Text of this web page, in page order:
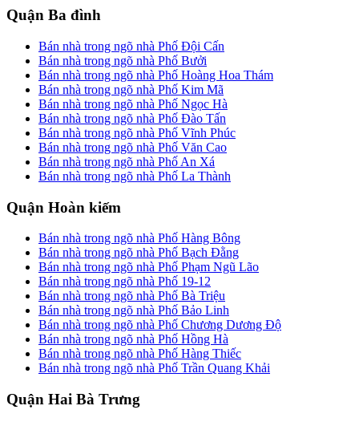
Quận Ba đình
Bán nhà trong ngõ nhà Phố Đội Cấn
Bán nhà trong ngõ nhà Phố Bưởi
Bán nhà trong ngõ nhà Phố Hoàng Hoa Thám
Bán nhà trong ngõ nhà Phố Kim Mã
Bán nhà trong ngõ nhà Phố Ngọc Hà
Bán nhà trong ngõ nhà Phố Đào Tấn
Bán nhà trong ngõ nhà Phố Vĩnh Phúc
Bán nhà trong ngõ nhà Phố Văn Cao
Bán nhà trong ngõ nhà Phố An Xá
Bán nhà trong ngõ nhà Phố La Thành
Quận Hoàn kiếm
Bán nhà trong ngõ nhà Phố Hàng Bông
Bán nhà trong ngõ nhà Phố Bạch Đằng
Bán nhà trong ngõ nhà Phố Phạm Ngũ Lão
Bán nhà trong ngõ nhà Phố 19-12
Bán nhà trong ngõ nhà Phố Bà Triệu
Bán nhà trong ngõ nhà Phố Bảo Linh
Bán nhà trong ngõ nhà Phố Chương Dương Độ
Bán nhà trong ngõ nhà Phố Hồng Hà
Bán nhà trong ngõ nhà Phố Hàng Thiếc
Bán nhà trong ngõ nhà Phố Trần Quang Khải
Quận Hai Bà Trưng